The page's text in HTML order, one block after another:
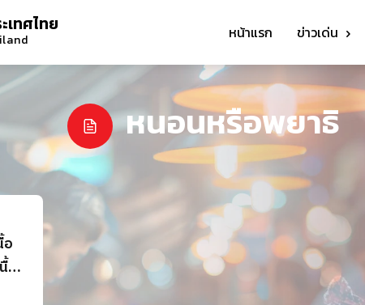
ทศไทย หน้าแรก ข่าวเด่น
หนอนหรือพยาธิ
อ